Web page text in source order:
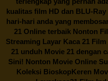
kualitas film HD dan BLU-
hari-hari anda yang
21 Online terbaik Nonton
Streaming Layar Kaca 21
21 unduh Movie 21 dengan
Sini! Nonton Movie Online
Koleksi BioskopKeren